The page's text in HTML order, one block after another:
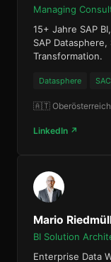
Managing
15+ Jahre SAP
SAP
Transformation.
Datasphere
🇦🇹 Oberösterreich
LinkedIn ↗
Mario
BI Solution
Enterprise Data